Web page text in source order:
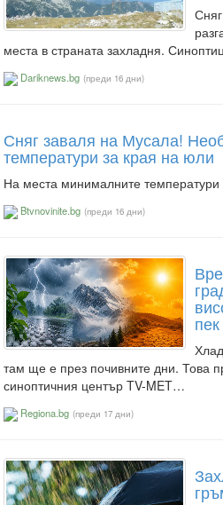
места в страната захладня.
Dariknews.bg (преди 16 дни)
Сняг заваля на Мусала!
температури за края на юли
На места минималните температури
Btvnovinite.bg (преди 16 дни)
пек
там ще е през почивните дни. Това
синоптичния център TV-MET…
Regiona.bg (преди 17 дни)